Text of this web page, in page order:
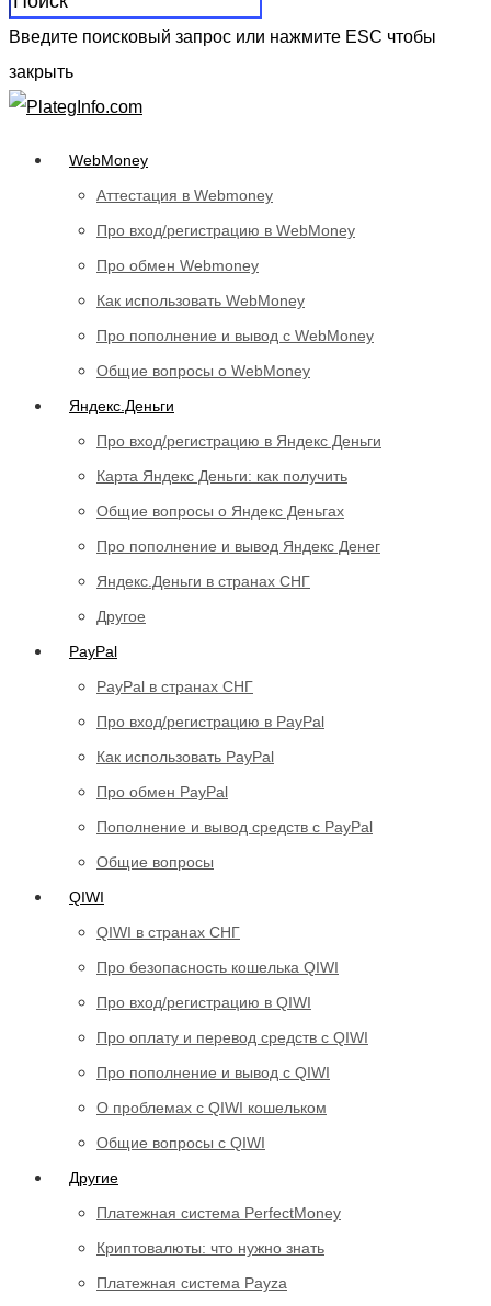
Введите поисковый запрос или нажмите ESC чтобы
закрыть
WebMoney
Аттестация в Webmoney
Про вход/регистрацию в WebMoney
Про обмен Webmoney
Как использовать WebMoney
Про пополнение и вывод с WebMoney
Общие вопросы о WebMoney
Яндекс.Деньги
Про вход/регистрацию в Яндекс Деньги
Карта Яндекс Деньги: как получить
Общие вопросы о Яндекс Деньгах
Про пополнение и вывод Яндекс Денег
Яндекс.Деньги в странах СНГ
Другое
PayPal
PayPal в странах СНГ
Про вход/регистрацию в PayPal
Как использовать PayPal
Про обмен PayPal
Пополнение и вывод средств с PayPal
Общие вопросы
QIWI
QIWI в странах СНГ
Про безопасность кошелька QIWI
Про вход/регистрацию в QIWI
Про оплату и перевод средств c QIWI
Про пополнение и вывод с QIWI
О проблемах с QIWI кошельком
Общие вопросы с QIWI
Другие
Платежная система PerfectMoney
Криптовалюты: что нужно знать
Платежная система Payza